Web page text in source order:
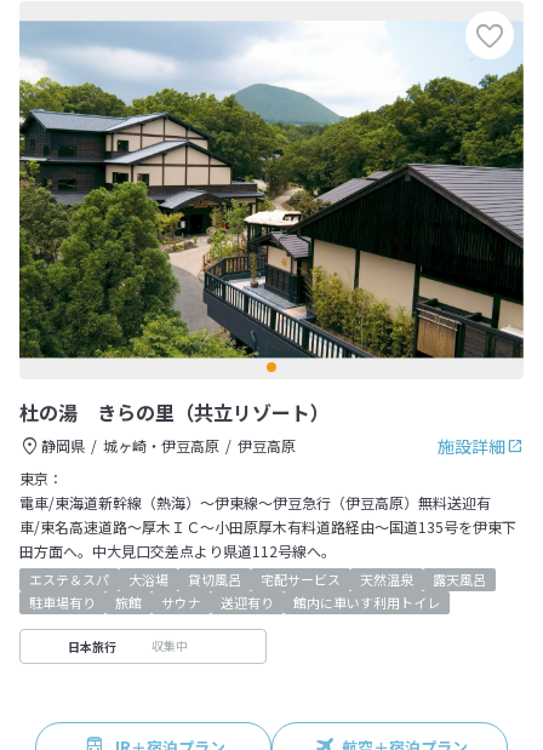
杜の湯 きらの里（共立リゾート）
施設詳細
静岡県 城ヶ崎・伊豆高原
伊豆高原
東京：
電車/東海道新幹線（熱海）～伊東線～伊豆急行（伊豆高原）無料送迎有
車/東名高速道路～厚木ＩＣ～小田原厚木有料道路経由～国道135号を伊東下
田方面へ。中大見口交差点より県道112号線へ。
エステ＆スパ 大浴場 貸切風呂 宅配サービス 天然温泉
露天風呂
駐車場有り
旅館 サウナ 送迎有り 館内に車いす利用トイレ
日本旅行 収集中